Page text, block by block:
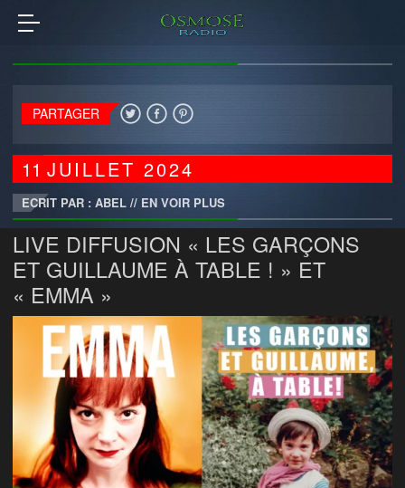
PARTAGER
11JUILLET2024
ECRIT PAR : ABEL // EN VOIR PLUS
LIVE DIFFUSION « LES GARÇONS
ET GUILLAUME À TABLE ! » ET
« EMMA »